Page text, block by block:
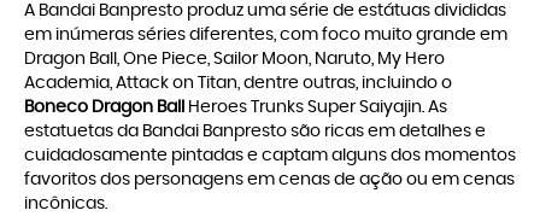
A Bandai Banpresto produz uma série de estátuas divididas
em inúmeras séries diferentes, com foco muito grande em
Dragon Ball, One Piece, Sailor Moon, Naruto, My Hero
Academia, Attack on Titan, dentre outras, incluindo o
Boneco Dragon Ball
Heroes Trunks Super Saiyajin. As
estatuetas da Bandai Banpresto são ricas em detalhes e
cuidadosamente pintadas e captam alguns dos momentos
favoritos dos personagens em cenas de ação ou em cenas
incônicas.